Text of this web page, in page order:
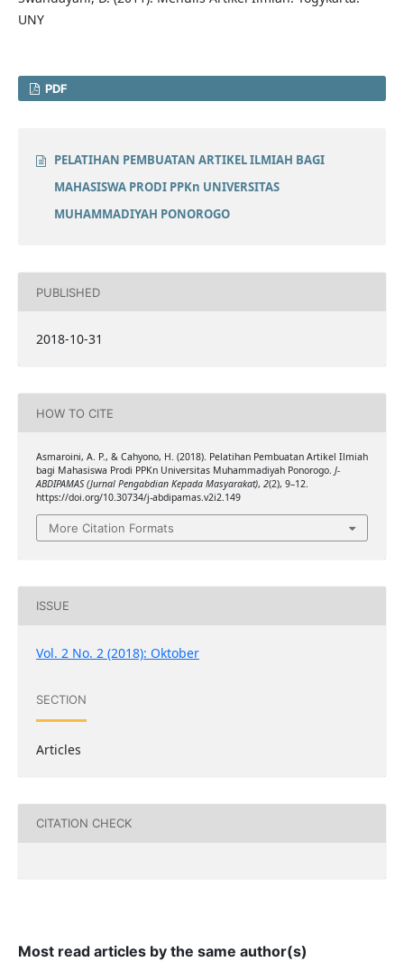
UNY
PDF
PELATIHAN PEMBUATAN ARTIKEL ILMIAH BAGI
MAHASISWA PRODI PPKn UNIVERSITAS
MUHAMMADIYAH PONOROGO
PUBLISHED
2018-10-31
HOW TO CITE
Asmaroini, A. P., & Cahyono, H. (2018). Pelatihan Pembuatan Artikel Ilmiah
bagi Mahasiswa Prodi PPKn Universitas Muhammadiyah Ponorogo. J-
ABDIPAMAS (Jurnal Pengabdian Kepada Masyarakat), 2(2), 9–12.
https://doi.org/10.30734/j-abdipamas.v2i2.149
More Citation Formats
ISSUE
Vol. 2 No. 2 (2018): Oktober
SECTION
Articles
CITATION CHECK
Most read articles by the same author(s)